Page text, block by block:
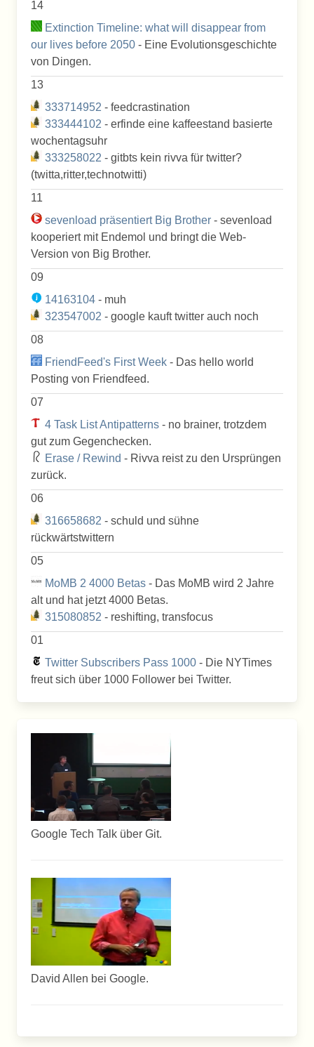
14
Extinction Timeline: what will disappear from
our lives before 2050 - Eine Evolutionsgeschichte
von Dingen.
13
333714952 - feedcrastination
333444102 - erfinde eine kaffeestand basierte
wochentagsuhr
333258022 - gitbts kein rivva für twitter?
(twitta,ritter,technotwitti)
11
sevenload präsentiert Big Brother - sevenload
kooperiert mit Endemol und bringt die Web-
Version von Big Brother.
09
14163104 - muh
323547002 - google kauft twitter auch noch
08
FriendFeed's First Week - Das hello world
Posting von Friendfeed.
07
4 Task List Antipatterns - no brainer, trotzdem
gut zum Gegenchecken.
Erase / Rewind - Rivva reist zu den Ursprüngen
zurück.
06
316658682 - schuld und sühne
rückwärtstwittern
05
MoMB 2 4000 Betas - Das MoMB wird 2 Jahre
alt und hat jetzt 4000 Betas.
315080852 - reshifting, transfocus
01
Twitter Subscribers Pass 1000 - Die NYTimes
freut sich über 1000 Follower bei Twitter.
Google Tech Talk über Git.
David Allen bei Google.